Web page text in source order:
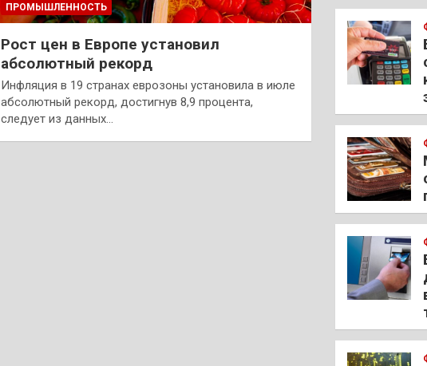
ПРОМЫШЛЕННОСТЬ
Рост цен в Европе установил
абсолютный рекорд
Инфляция в 19 странах еврозоны установила в июле
абсолютный рекорд, достигнув 8,9 процента,
следует из данных…